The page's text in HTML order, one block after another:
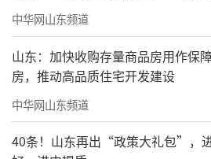
中华网山东频道
山东：加快收购存量商品房用作保
房，推动高品质住宅开发建设
中华网山东频道
40条！山东再出“政策大礼包”，